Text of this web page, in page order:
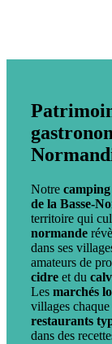
Notre
de la Basse-
territoire qui
normande
dans ses
amateurs de
cidre et du
Les marchés
villages
restaurants
dans des